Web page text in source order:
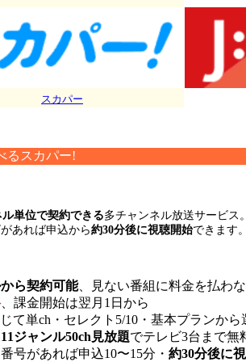
スカパー
るスカパー!
ル単位で契約できる多チャンネル放送サービス
あれば申込から約30分後に視聴開始できます
ら契約可能、見ない番組に料金を払わ
、課金開始は翌月1日から
て単ch・セレクト5/10・基本プランから
11ジャンル50ch見放題でテレビ3台まで無
号があれば申込10〜15分・ 約30分後に